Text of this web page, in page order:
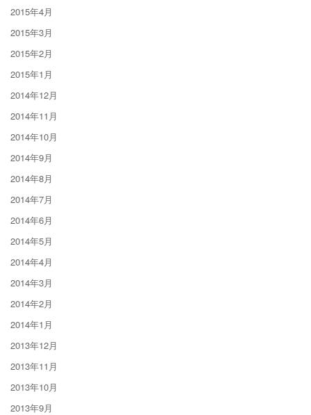
2015年4月
2015年3月
2015年2月
2015年1月
2014年12月
2014年11月
2014年10月
2014年9月
2014年8月
2014年7月
2014年6月
2014年5月
2014年4月
2014年3月
2014年2月
2014年1月
2013年12月
2013年11月
2013年10月
2013年9月